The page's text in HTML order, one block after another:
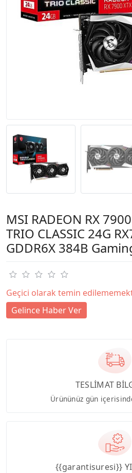
MSI RADEON RX
TRIO CLASSIC 24G
GDDR6X 384B
Geçici olarak temin
Gelince Haber Ver
TESLİMAT
Ürününüz gün
{{garantisuresi}}